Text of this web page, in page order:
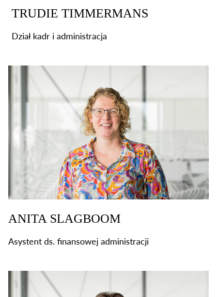
TRUDIE TIMMERMANS
Dział kadr i administracja
ANITA SLAGBOOM
Asystent ds. finansowej administracji